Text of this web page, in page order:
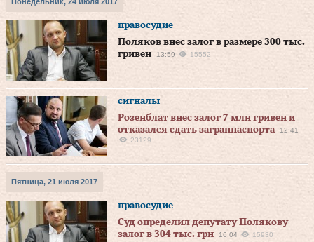
правосудие
Поляков внес залог в размере 300 тыс.
гривен
13:59 15552
сигналы
Розенблат внес залог 7 млн гривен и
отказался сдать загранпаспорта
12:41
23129
Пятница, 21 июля 2017
правосудие
Суд определил депутату Полякову
залог в 304 тыс. грн
16:04 15930